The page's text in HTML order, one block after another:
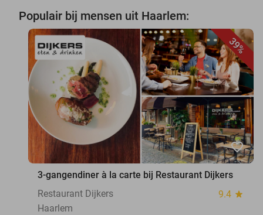
Populair bij mensen uit Haarlem:
39%
favorite_border
3-gangendiner à la carte bij Restaurant Dijkers
Restaurant Dijkers
9.4 star
Haarlem